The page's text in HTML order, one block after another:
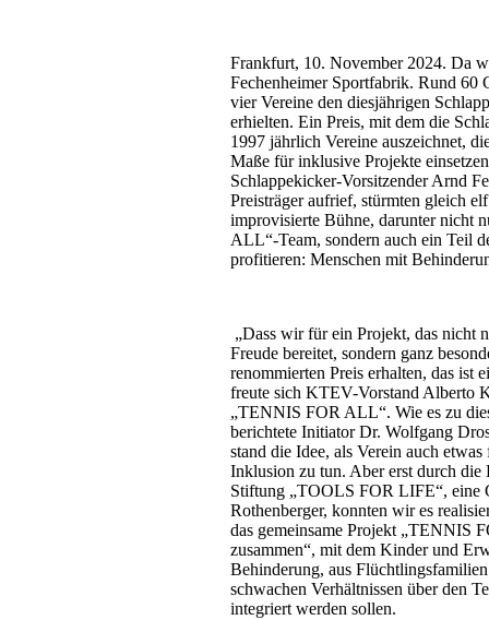
Frankfurt, 10. November 2024. Da
Fechenheimer Sportfabrik. Rund 60
vier Vereine den diesjährigen
erhielten. Ein Preis, mit dem die
1997 jährlich Vereine auszeichnet,
Maße für inklusive Projekte
Schlappekicker-Vorsitzender Arnd
Preisträger aufrief, stürmten gleich
improvisierte Bühne, darunter nicht
ALL“-Team, sondern auch ein Teil
profitieren: Menschen mit
„Dass wir für ein Projekt, das nicht
Freude bereitet, sondern ganz
renommierten Preis erhalten, das ist
freute sich KTEV-Vorstand Alberto
„TENNIS FOR ALL“. Wie es zu
berichtete Initiator Dr. Wolfgang
stand die Idee, als Verein auch
Inklusion zu tun. Aber erst durch die
Stiftung „TOOLS FOR LIFE“, eine
Rothenberger, konnten wir es
das gemeinsame Projekt „TENNIS
zusammen“, mit dem Kinder und
Behinderung, aus
schwachen Verhältnissen über den
integriert werden sollen.